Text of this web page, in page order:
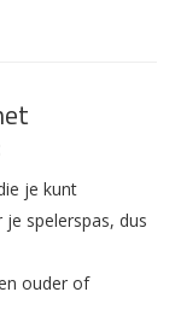
je kunt
spelerspas, dus
ouder of